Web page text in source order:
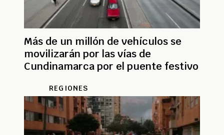
Más de un millón de vehículos se
movilizarán por las vías de
Cundinamarca por el puente festivo
REGIONES